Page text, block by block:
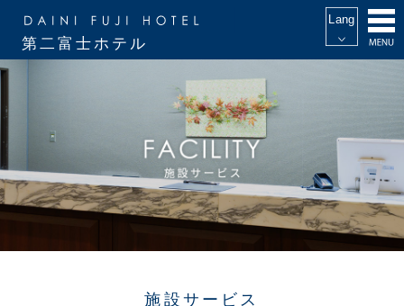
第二富士ホテル
施設サービス